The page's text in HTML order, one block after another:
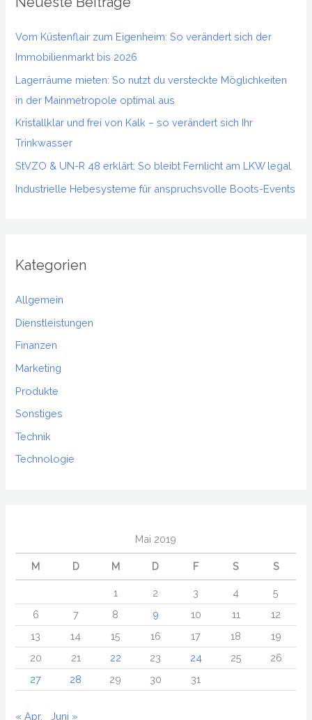
e
c
h
:
Vom Küstenflair zum Eigenheim: So verändert sich der
Immobilienmarkt bis 2026
Lagerräume mieten: So nutzt du versteckte Möglichkeiten
in der Mainmetropole optimal aus
Kristallklar und frei von Kalk – so verändert sich Ihr
Trinkwasser
StVZO & UN-R 48 erklärt: So bleibt Fernlicht am LKW legal
Industrielle Hebesysteme für anspruchsvolle Boots-Events
Kategorien
Allgemein
Dienstleistungen
Finanzen
Marketing
Produkte
Sonstiges
Technik
Technologie
Mai 2019
M D M D F S S
1 2 3 4
5
6
7 8 9 10 11
12
13
14 15 16 17 18
19
20
21 22 23 24 25
26
27
28 29 30 31
« Apr. Juni »